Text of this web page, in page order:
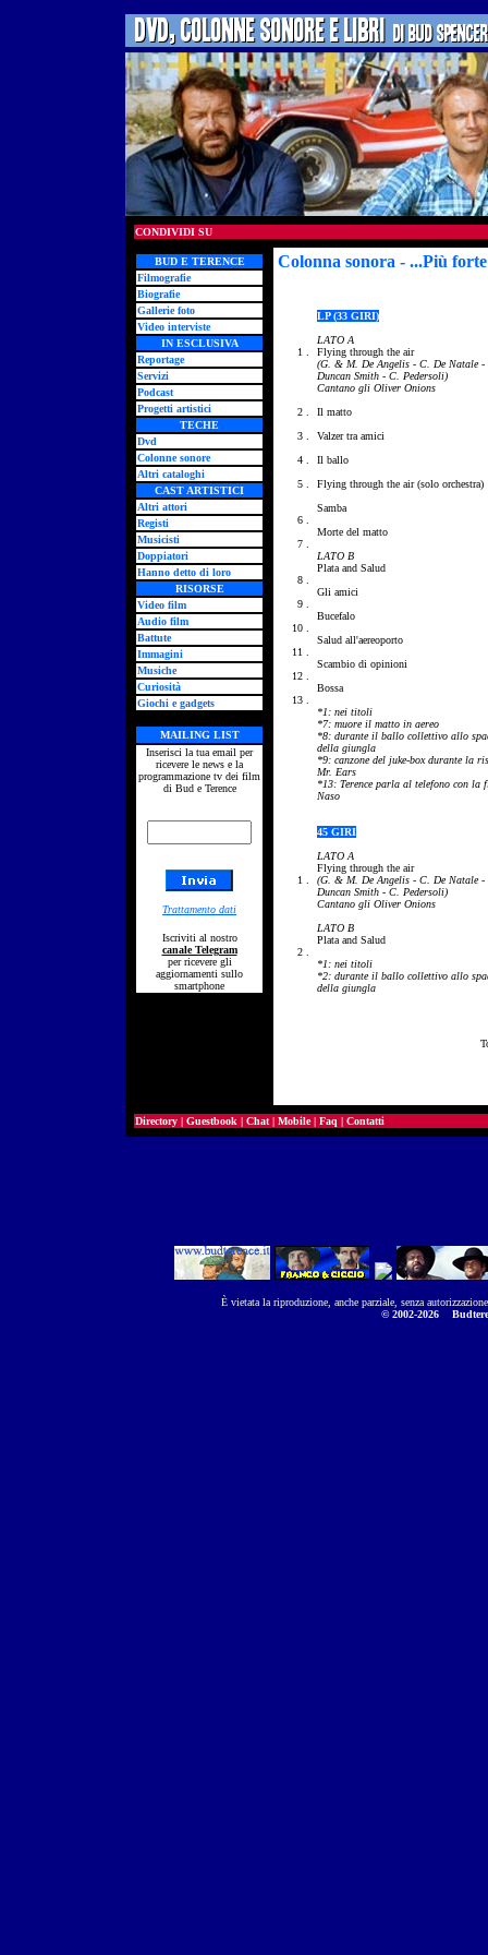
CONDIVIDI SU
BUD E TERENCE
Filmografie
Biografie
Gallerie foto
Video interviste
IN ESCLUSIVA
Reportage
Servizi
Podcast
Progetti artistici
TECHE
Dvd
Colonne sonore
Altri cataloghi
CAST ARTISTICI
Altri attori
Registi
Musicisti
Doppiatori
Hanno detto di loro
RISORSE
Video film
Audio film
Battute
Immagini
Musiche
Curiosità
Giochi e gadgets
MAILING LIST
Inserisci la tua email per
ricevere le news e la
programmazione tv dei film
di Bud e Terence
Trattamento dati
Iscriviti al nostro
canale Telegram
per ricevere gli
aggiornamenti sullo
smartphone
Colonna sonora - ...Più
1 .
2 .
3 .
4 .
5 .
6 .
7 .
8 .
9 .
10 .
11 .
12 .
13 .
1 .
2 .
LP (33 GIRI)
LATO A
Flying through the air
(G. & M. De Angelis - C. De Natale -
Duncan Smith - C. Pedersoli)
Cantano gli Oliver Onions
Il matto
Valzer tra amici
Il ballo
Flying through the air (solo orchestra)
Samba
Morte del matto
LATO B
Plata and Salud
Gli amici
Bucefalo
Salud all'aereoporto
Scambio di opinioni
Bossa
*1: nei titoli
*7: muore il matto in aereo
*8: durante il ballo collettivo allo
della giungla
*9: canzone del juke-box durante la
Mr. Ears
*13: Terence parla al telefono con la
Naso
45 GIRI
LATO A
Flying through the air
(G. & M. De Angelis - C. De Natale -
Duncan Smith - C. Pedersoli)
Cantano gli Oliver Onions
LATO B
Plata and Salud
*1: nei titoli
*2: durante il ballo collettivo allo
della giungla
Directory | Guestbook | Chat | Mobile| Faq | Contatti
È vietata la riproduzione, anche parziale, senza
© 2002-2026